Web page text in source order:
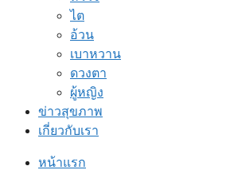
ไต
อ้วน
เบาหวาน
ดวงตา
ผู้หญิง
ข่าวสุขภาพ
เกี่ยวกับเรา
หน้าแรก